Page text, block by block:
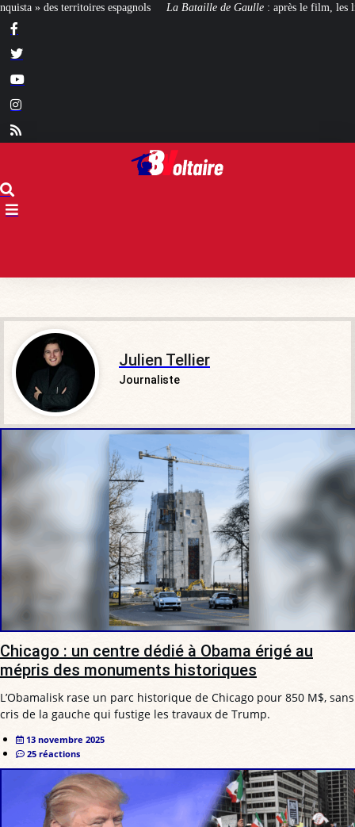
Bataille de Gaulle: après le film, les livres ! [CINÉMA]De la
Julien Tellier
Journaliste
Chicago : un centre dédié à Obama érigé au
mépris des monuments historiques
L’Obamalisk rase un parc historique de Chicago pour 850 M$, sans
cris de la gauche qui fustige les travaux de Trump.
13 novembre 2025
25 réactions